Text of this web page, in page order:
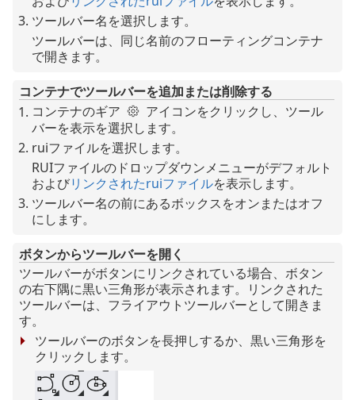
ツールバー名を選択します。
ツールバーは、同じ名前のフローティングコンテナ
で開きます。
コンテナでツールバーを追加または削除する
コンテナのギア
アイコンをクリックし、ツール
バーを表示を選択します。
ruiファイルを選択します。
RUIファイルのドロップダウンメニューがデフォルト
およびリンクされたruiファイルを表示します。
ツールバー名の前にあるボックスをオンまたはオフ
にします。
ボタンからツールバーを開く
ツールバーがボタンにリンクされている場合、ボタン
の右下隅に黒い三角形が表示されます。リンクされた
ツールバーは、フライアウトツールバーとして開きま
す。
ツールバーのボタンを長押しするか、黒い三角形を
クリックします。